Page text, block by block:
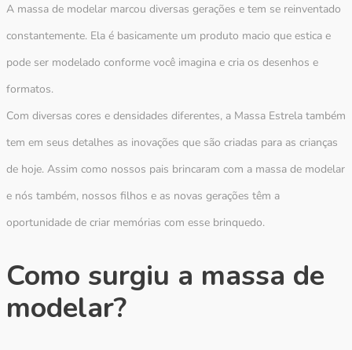
A massa de modelar marcou diversas gerações e tem se reinventado
constantemente. Ela é basicamente um produto macio que estica e
pode ser modelado conforme você imagina e cria os desenhos e
formatos.
Com diversas cores e densidades diferentes, a Massa Estrela também
tem em seus detalhes as inovações que são criadas para as crianças
de hoje. Assim como nossos pais brincaram com a massa de modelar
e nós também, nossos filhos e as novas gerações têm a
oportunidade de criar memórias com esse brinquedo.
Como surgiu a massa de
modelar?